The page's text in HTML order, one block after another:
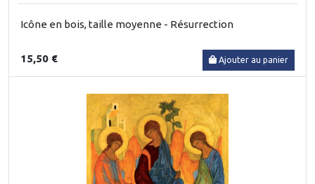
Icône en bois, taille moyenne - Résurrection
15,50 € Ajouter au panier